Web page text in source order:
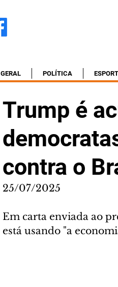
GERAL POLÍTICA
Trump é
contra o
25/07/2025
Em carta enviada ao
está usando "a